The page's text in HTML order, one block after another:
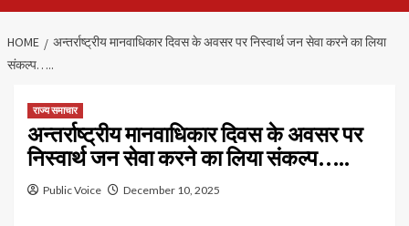
HOME
अन्तर्राष्ट्रीय मानवाधिकार दिवस के अवसर पर निस्वार्थ जन सेवा करने का लिया
संकल्प…..
राज्य समाचार
अन्तर्राष्ट्रीय मानवाधिकार दिवस के अवसर पर
निस्वार्थ जन सेवा करने का लिया संकल्प…..
Public Voice December 10, 2025